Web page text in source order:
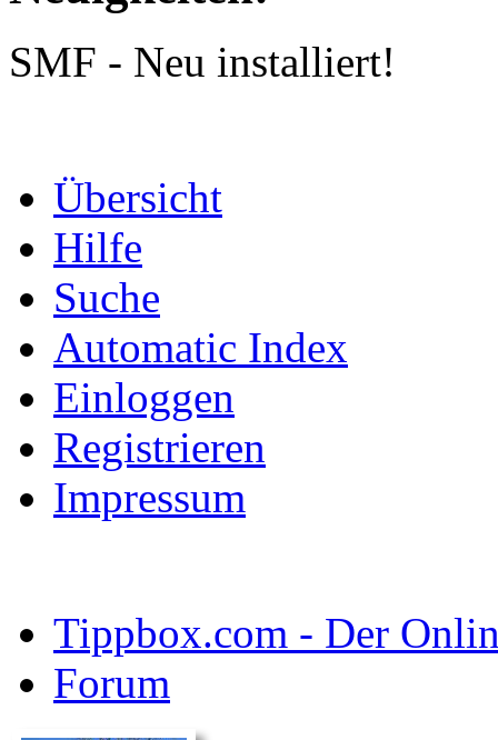
SMF - Neu installiert!
Übersicht
Hilfe
Suche
Automatic Index
Einloggen
Registrieren
Impressum
Tippbox.com - Der
Forum